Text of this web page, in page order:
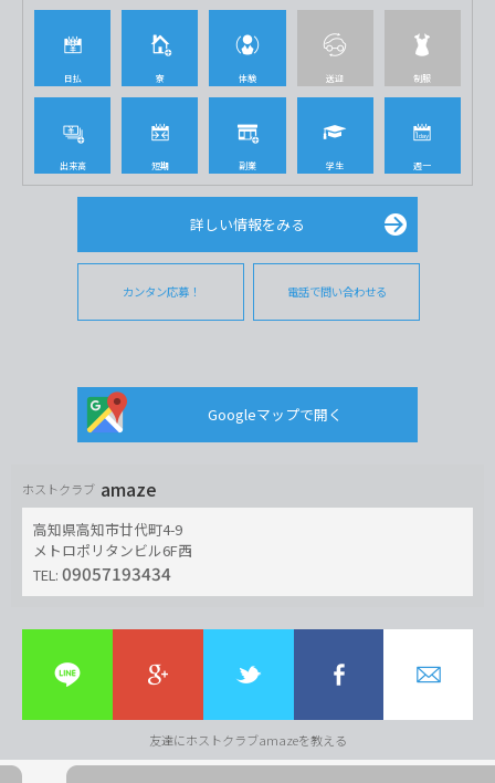
日払 寮 体験 送迎 制服
出来高 短期 副業 学生 週一
詳しい情報をみる
カンタン応募！ 電話で問い合わせる
Googleマップで開く
ホストクラブ amaze
高知県高知市廿代町4-9
メトロポリタンビル6F西
TEL: 09057193434
友達にホストクラブamazeを教える